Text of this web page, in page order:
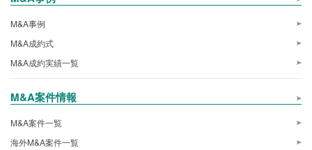
M&A事例
M&A成約式
M&A成約実績一覧
M&A案件情報
M&A案件一覧
海外M&A案件一覧